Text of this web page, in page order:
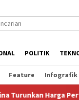
POLITIK
Feature Infografik
Harga Pertamax di